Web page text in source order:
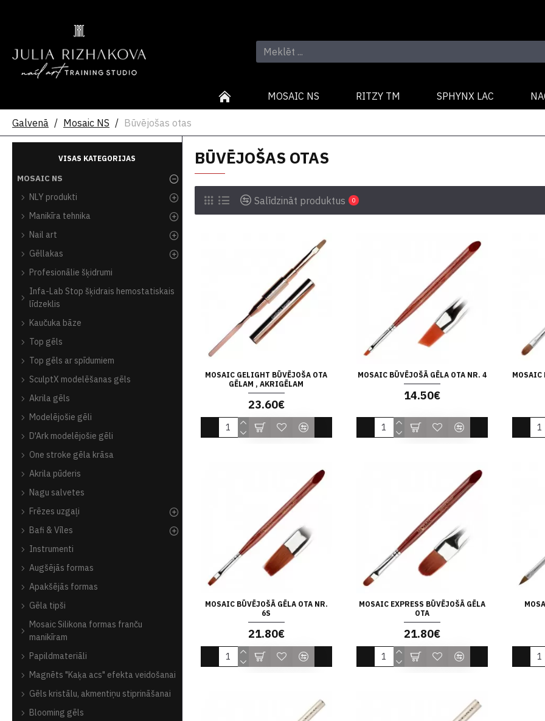
MOSAIC NS RITZY TM SPHYNX LAC
Galvenā Mosaic NS Būvējošas otas
VISAS KATEGORIJAS
MOSAIC NS
NLY produkti
Manikīra tehnika
Nail art
Gēllakas
Profesionālie šķidrumi
Infa-Lab Stop šķidrais hemostatiskais
līdzeklis
Kaučuka bāze
Top gēls
Top gēls ar spīdumiem
SculptX modelēšanas gēls
Akrila gēls
Modelējošie gēli
D'Ark modelējošie gēli
One stroke gēla krāsa
Akrila pūderis
Nagu salvetes
Frēzes uzgaļi
Bafi & Vīles
Instrumenti
Augšējās formas
Apakšējās formas
Gēla tipši
Mosaic Silikona formas franču
manikīram
Papildmateriāli
Magnēts "Kaķa acs" efekta veidošanai
Gēls kristālu, akmentiņu stiprināšanai
Blooming gēls
BŪVĒJOŠAS OTAS
Salīdzināt produktus 0
MOSAIC GELIGHT BŪVĒJOŠA OTA
GĒLAM , AKRIGĒLAM
23.60€
MOSAIC BŪVĒJOŠĀ GĒLA OTA NR. 4
14.50€
MOSAIC
MOSAIC BŪVĒJOŠĀ GĒLA OTA NR.
6S
21.80€
MOSAIC EXPRESS BŪVĒJOŠĀ GĒLA
OTA
21.80€